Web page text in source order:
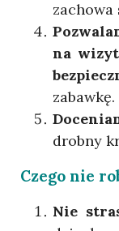
zachowa
na
zabawkę.
drobny
Czego nie
Nie